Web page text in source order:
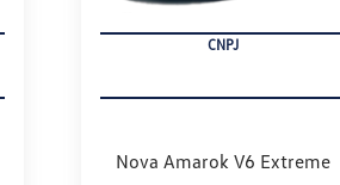
FROTISTA
Nova Amarok V6 Extreme